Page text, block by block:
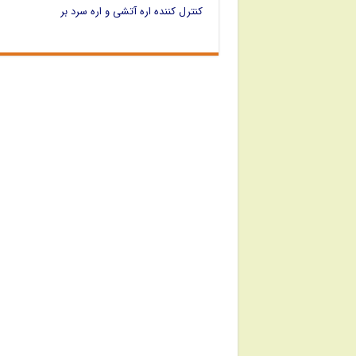
کنترل کننده اره آتشی و اره سرد بر